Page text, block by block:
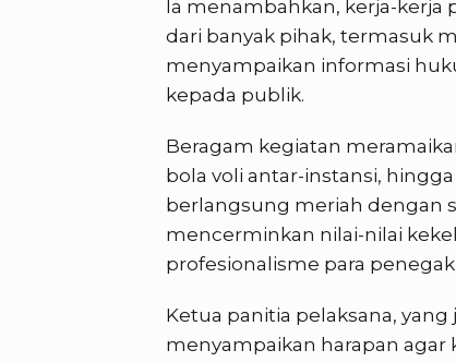
Ia menambahkan, kerja-
dari banyak pihak, termasuk
menyampaikan informasi
kepada publik.
Beragam kegiatan
bola voli antar-instansi,
berlangsung meriah dengan
mencerminkan nilai-nilai
profesionalisme para
Ketua panitia pelaksana,
menyampaikan harapan agar